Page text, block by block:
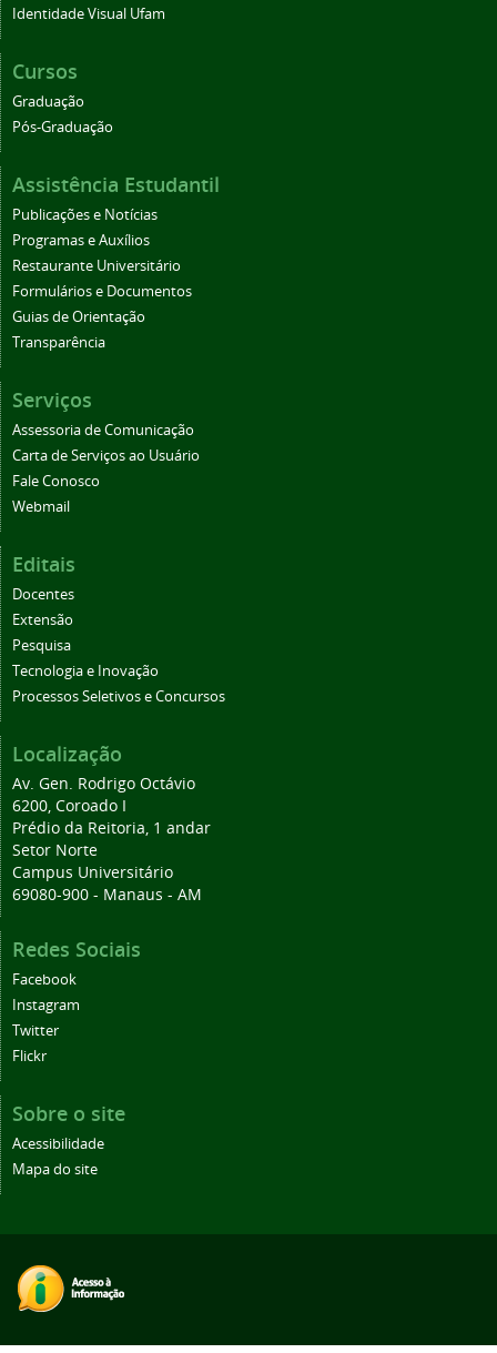
Identidade Visual Ufam
Cursos
Graduação
Pós-Graduação
Assistência Estudantil
Publicações e Notícias
Programas e Auxílios
Restaurante Universitário
Formulários e Documentos
Guias de Orientação
Transparência
Serviços
Assessoria de Comunicação
Carta de Serviços ao Usuário
Fale Conosco
Webmail
Editais
Docentes
Extensão
Pesquisa
Tecnologia e Inovação
Processos Seletivos e Concursos
Localização
Av. Gen. Rodrigo Octávio
6200, Coroado I
Prédio da Reitoria, 1 andar
Setor Norte
Campus Universitário
69080-900 - Manaus - AM
Redes Sociais
Facebook
Instagram
Twitter
Flickr
Sobre o site
Acessibilidade
Mapa do site